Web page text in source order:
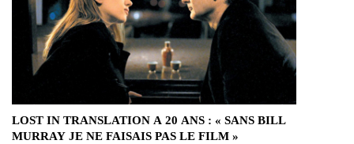
LOST IN TRANSLATION A 20 ANS : « SANS BILL
MURRAY JE NE FAISAIS PAS LE FILM »